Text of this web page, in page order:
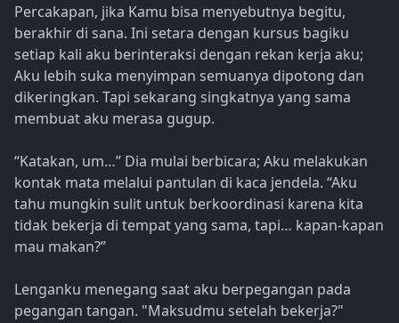
Percakapan, jika Kamu bisa menyebutnya begitu,
berakhir di sana. Ini setara dengan kursus bagiku
setiap kali aku berinteraksi dengan rekan kerja aku;
Aku lebih suka menyimpan semuanya dipotong dan
dikeringkan. Tapi sekarang singkatnya yang sama
membuat aku merasa gugup.
“Katakan, um…” Dia mulai berbicara; Aku melakukan
kontak mata melalui pantulan di kaca jendela. “Aku
tahu mungkin sulit untuk berkoordinasi karena kita
tidak bekerja di tempat yang sama, tapi… kapan-kapan
mau makan?”
Lenganku menegang saat aku berpegangan pada
pegangan tangan. "Maksudmu setelah bekerja?"